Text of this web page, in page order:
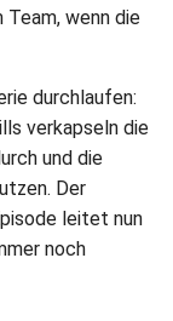
Team, wenn die
durchlaufen:
verkapseln die
und die
Der
leitet nun
noch